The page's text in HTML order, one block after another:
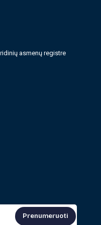
papildomos
asmenų reg­istre
Prenumeruoti